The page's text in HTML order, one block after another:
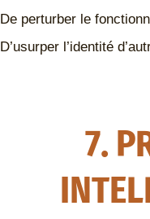
De perturber le
D’usurper l’identité
7.